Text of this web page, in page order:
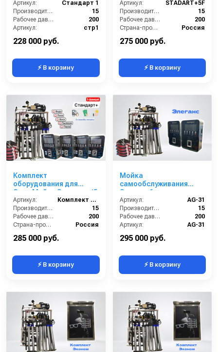
Артикул:
Стандарт 1
Производительность (л/мин):
15
Рабочее давление (бар):
200
Артикул:
стр1
228 000 руб.
⚡ В корзину
Артикул:
STADART+5F
Производительность (л/мин):
15
Рабочее давление (бар):
200
Страна-производитель:
Россия
275 000 руб.
⚡ В корзину
Комплект
оборудования для
СамоМойки Элеганс+ (5
функции)
Артикул:
Комплект оборудования для МСО
Производительность (л/мин):
15
Рабочее давление (бар):
200
Страна-производитель:
Россия
285 000 руб.
⚡ В корзину
Мойка
самообслуживания
Элеганс 1 пост
Артикул:
AG-31
Производительность (л/мин):
15
Рабочее давление (бар):
200
Артикул:
AG-31
295 000 руб.
⚡ В корзину